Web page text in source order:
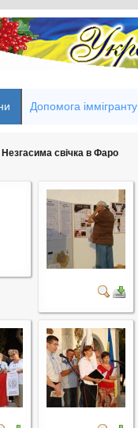
Допомога іммігранту
свічка в Фаро